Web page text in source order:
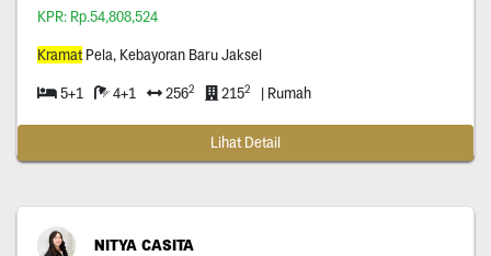
KPR: Rp.54,808,524
KramatPela, Kebayoran Baru Jaksel
5+1 4+1 2562 2152 | Rumah
Lihat Detail
NITYA CASITA